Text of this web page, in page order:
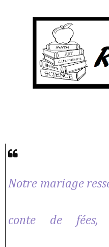
Notre mariage
conte de fées,